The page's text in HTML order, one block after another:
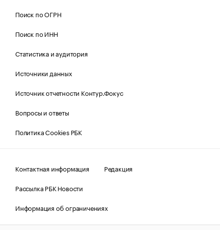
Поиск по ОГРН
Поиск по ИНН
Статистика и аудитория
Источники данных
Источник отчетности Контур.Фокус
Вопросы и ответы
Политика Cookies РБК
Контактная информация
Редакция
Рассылка РБК Новости
Информация об ограничениях
Правовая информация
О соблюдении авторских прав